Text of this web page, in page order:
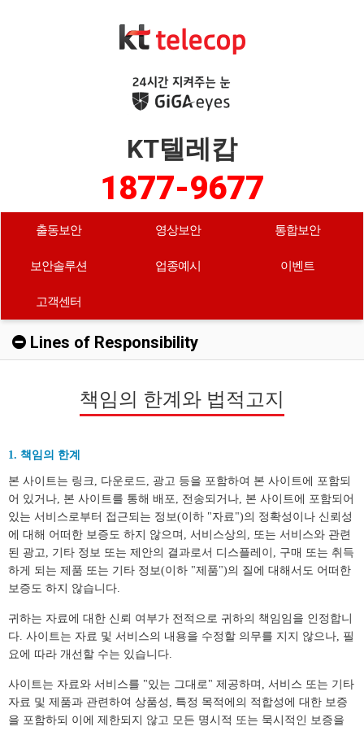
KT텔레캅
1877-9677
출동보안 영상보안 통합보안
보안솔루션 업종예시 이벤트
고객센터
Lines of Responsibility
책임의 한계와 법적고지
1. 책임의 한계
본 사이트는 링크, 다운로드, 광고 등을 포함하여 본 사이트에 포함되
어 있거나, 본 사이트를 통해 배포, 전송되거나, 본 사이트에 포함되어
있는 서비스로부터 접근되는 정보(이하 "자료")의 정확성이나 신뢰성
에 대해 어떠한 보증도 하지 않으며, 서비스상의, 또는 서비스와 관련
된 광고, 기타 정보 또는 제안의 결과로서 디스플레이, 구매 또는 취득
하게 되는 제품 또는 기타 정보(이하 "제품")의 질에 대해서도 어떠한
보증도 하지 않습니다.
귀하는 자료에 대한 신뢰 여부가 전적으로 귀하의 책임임을 인정합니
다. 사이트는 자료 및 서비스의 내용을 수정할 의무를 지지 않으나, 필
요에 따라 개선할 수는 있습니다.
사이트는 자료와 서비스를 "있는 그대로" 제공하며, 서비스 또는 기타
자료 및 제품과 관련하여 상품성, 특정 목적에의 적합성에 대한 보증
을 포함하되 이에 제한되지 않고 모든 명시적 또는 묵시적인 보증을